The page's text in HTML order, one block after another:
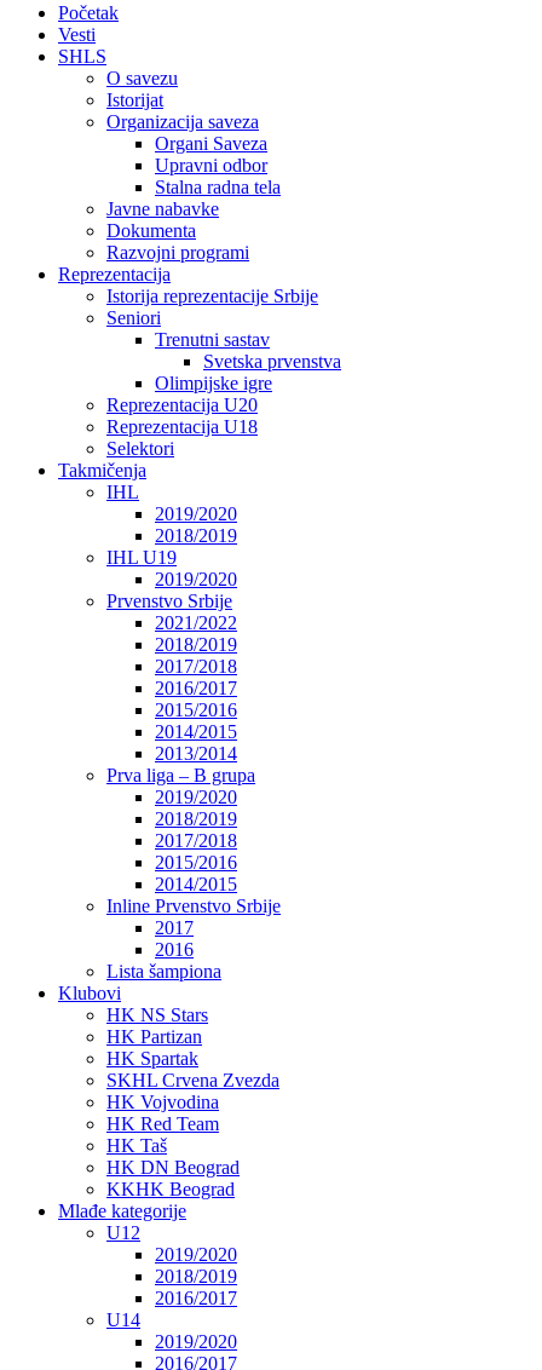
Početak
Vesti
SHLS
O savezu
Istorijat
Organizacija saveza
Organi Saveza
Upravni odbor
Stalna radna tela
Javne nabavke
Dokumenta
Razvojni programi
Reprezentacija
Istorija reprezentacije Srbije
Seniori
Trenutni sastav
Svetska prvenstva
Olimpijske igre
Reprezentacija U20
Reprezentacija U18
Selektori
Takmičenja
IHL
2019/2020
2018/2019
IHL U19
2019/2020
Prvenstvo Srbije
2021/2022
2018/2019
2017/2018
2016/2017
2015/2016
2014/2015
2013/2014
Prva liga – B grupa
2019/2020
2018/2019
2017/2018
2015/2016
2014/2015
Inline Prvenstvo Srbije
2017
2016
Lista šampiona
Klubovi
HK NS Stars
HK Partizan
HK Spartak
SKHL Crvena Zvezda
HK Vojvodina
HK Red Team
HK Taš
HK DN Beograd
KKHK Beograd
Mlađe kategorije
U12
2019/2020
2018/2019
2016/2017
U14
2019/2020
2016/2017